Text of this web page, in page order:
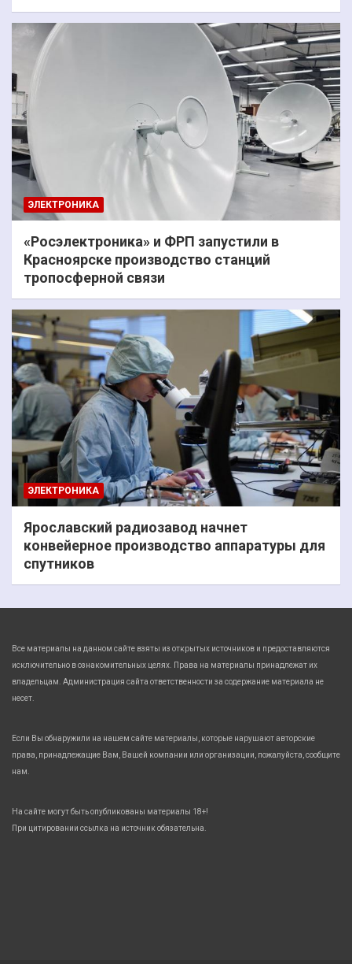
ЭЛЕКТРОНИКА
«Росэлектроника» и ФРП запустили в
Красноярске производство станций
тропосферной связи
ЭЛЕКТРОНИКА
Ярославский радиозавод начнет
конвейерное производство аппаратуры для
спутников
Все материалы на данном сайте взяты из открытых источников и предоставляются
исключительно в ознакомительных целях. Права на материалы принадлежат их
владельцам. Администрация сайта ответственности за содержание материала не
несет.
Если Вы обнаружили на нашем сайте материалы, которые нарушают авторские
права, принадлежащие Вам, Вашей компании или организации, пожалуйста, сообщите
нам.
На сайте могут быть опубликованы материалы 18+!
При цитировании ссылка на источник обязательна.